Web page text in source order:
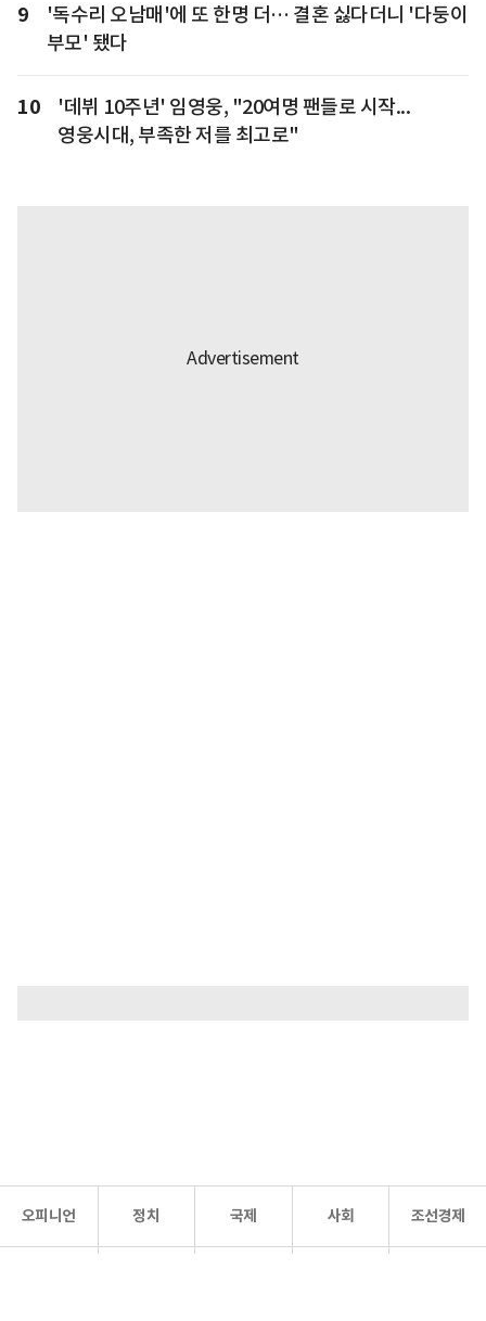
9
'독수리 오남매'에 또 한명 더… 결혼 싫다더니 '다둥이
부모' 됐다
10
'데뷔 10주년' 임영웅, "20여명 팬들로 시작...
영웅시대, 부족한 저를 최고로"
오피니언 정치 국제 사회 조선경제